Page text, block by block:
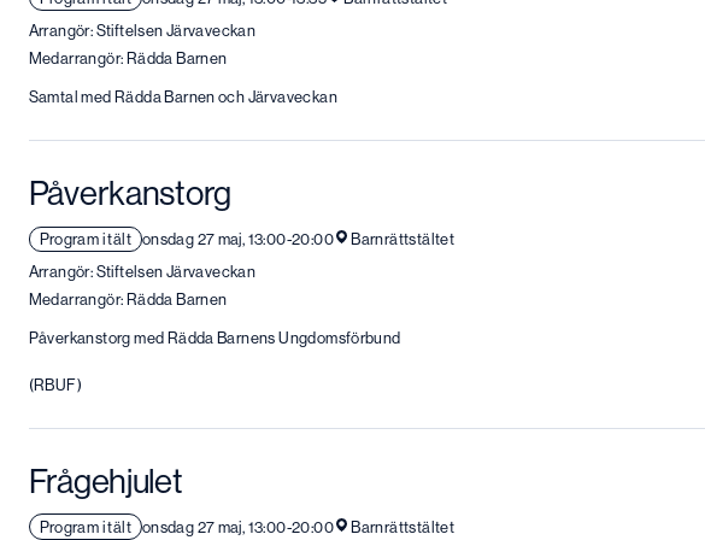
Arrangör: Stiftelsen Järvaveckan
Medarrangör: Rädda Barnen
Samtal med Rädda Barnen och Järvaveckan
Påverkanstorg
Program i tält onsdag 27 maj, 13:00-20:00
Barnrättstältet
Arrangör: Stiftelsen Järvaveckan
Medarrangör: Rädda Barnen
Påverkanstorg med Rädda Barnens Ungdomsförbund
(RBUF)
Frågehjulet
Program i tält onsdag 27 maj, 13:00-20:00 Barnrättstältet